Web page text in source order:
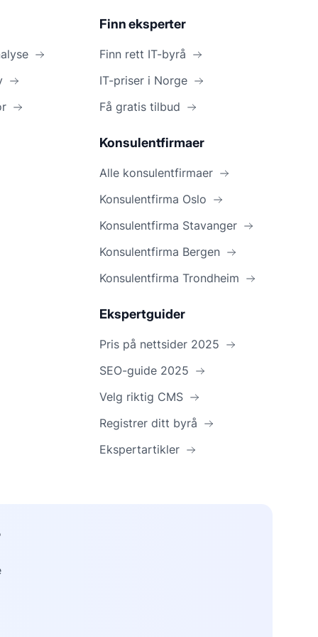
Finn eksperter
Finn rett IT-byrå
IT-priser i Norge
Få gratis tilbud
Konsulentfirmaer
Alle konsulentfirmaer
Konsulentfirma Oslo
Konsulentfirma Stavanger
Konsulentfirma Bergen
Konsulentfirma Trondheim
Ekspertguider
Pris på nettsider 2025
SEO-guide 2025
Velg riktig CMS
Registrer ditt byrå
Ekspertartikler